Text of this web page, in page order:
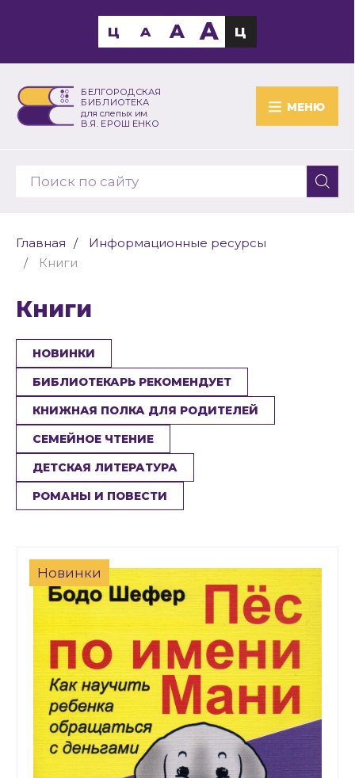
БЕЛГОРОДСКАЯ
БИБЛИОТЕКА
для слепых им.
В.Я. ЕРОШЕНКО
МЕНЮ
Ц A A A Ц
Главная
Информационные ресурсы
Книги
Книги
НОВИНКИ
БИБЛИОТЕКАРЬ РЕКОМЕНДУЕТ
КНИЖНАЯ ПОЛКА ДЛЯ РОДИТЕЛЕЙ
СЕМЕЙНОЕ ЧТЕНИЕ
ДЕТСКАЯ ЛИТЕРАТУРА
РОМАНЫ И ПОВЕСТИ
Новинки